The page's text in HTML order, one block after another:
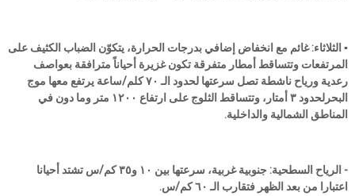
▪️ الثلاثاء: غائم مع انخفاض إضافي بدرجات الحرارة، يتكوّن الضباب الكثيف على
المرتفعات وتتساقط أمطار متفرقة تكون غزيرة أحياناً مترافقة بعواصف
رعدية ورياح ناشطة تصل سرعتها لحدود الـ ٧٠ كلم/ساعة يرتفع معها موج
البحرلحدود ٣ أمتار، وتتساقط الثلوج على ارتفاع ١٢٠٠ متر وما دون في
المناطق الشمالية والداخلية.
- الرياح السطحية: جنوبية غربية، سرعتها بين ١٠ و٣٥ كم/س تشتد أحيانا
اعتبارا من بعد الظهر فتقارب الـ ٦٠ كم/س.